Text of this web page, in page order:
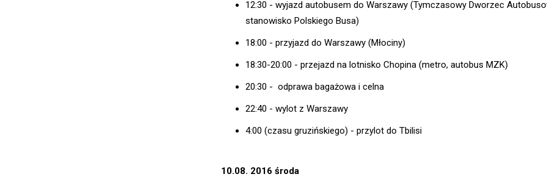
12:30 - wyjazd autobusem do Warszawy (Tymczasowy Dworzec
stanowisko Polskiego Busa)
18:00 - przyjazd do Warszawy (Młociny)
18:30-20:00 - przejazd na lotnisko Chopina (metro, autobus MZK)
20:30 - odprawa bagażowa i celna
22:40 - wylot z Warszawy
4:00 (czasu gruzińskiego) - przylot do Tbilisi
10.08. 2016 środa